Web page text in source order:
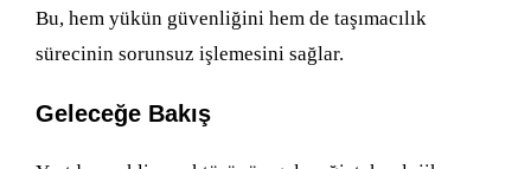
Bu, hem yükün güvenliğini hem de taşımacılık
sürecinin sorunsuz işlemesini sağlar.
Geleceğe Bakış